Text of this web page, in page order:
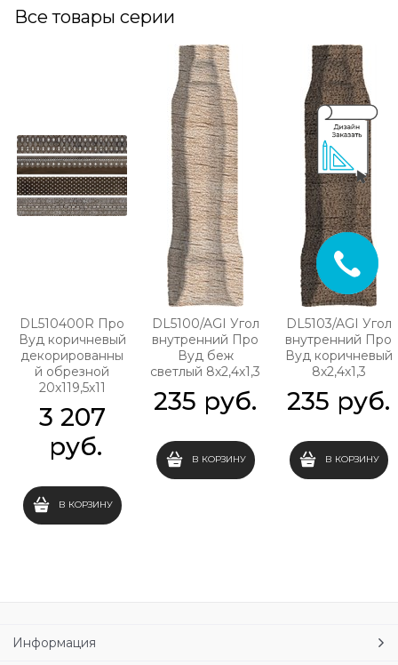
Все товары серии
DL510400R Про
Вуд коричневый
декорированны
й обрезной
20х119,5х11
3 207
руб.
В КОРЗИНУ
DL5100/AGI Угол
внутренний Про
Вуд беж
светлый 8х2,4х1,3
235 руб.
В КОРЗИНУ
DL5103/AGI Угол
внутренний Про
Вуд коричневый
8х2,4х1,3
235 руб.
В КОРЗИНУ
Информация